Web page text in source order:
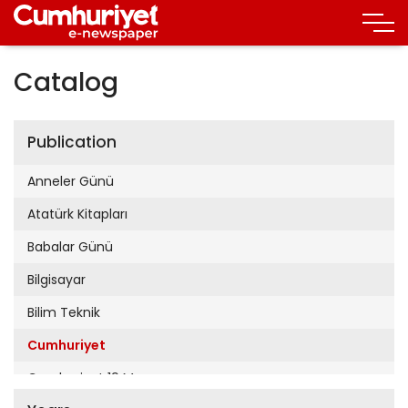
Catalog
Publication
Anneler Günü
Atatürk Kitapları
Babalar Günü
Bilgisayar
Bilim Teknik
Cumhuriyet
Cumhuriyet 19 Mayıs